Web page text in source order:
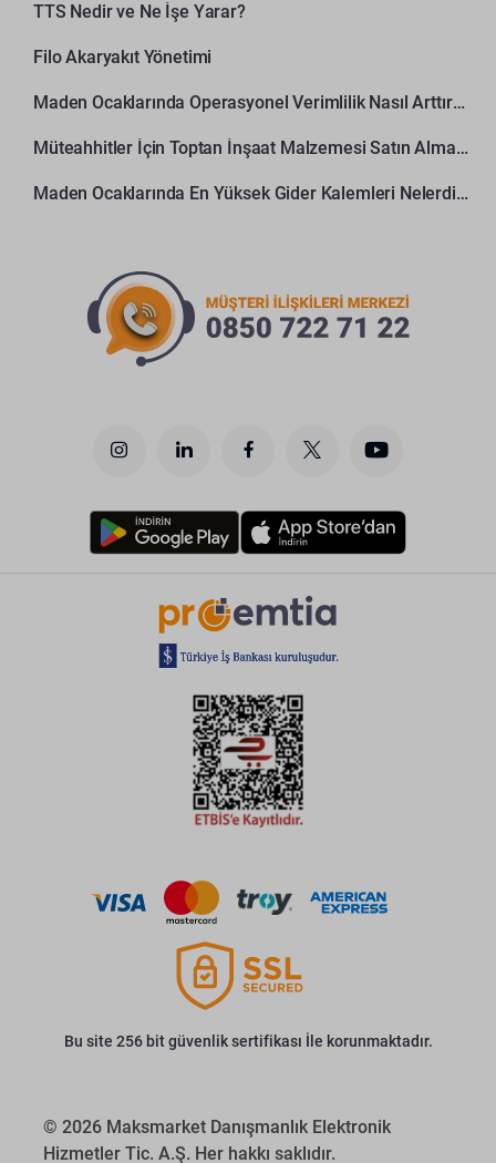
TTS Nedir ve Ne İşe Yarar?
Filo Akaryakıt Yönetimi
Maden Ocaklarında Operasyonel Verimlilik Nasıl Arttırılır?
Müteahhitler İçin Toptan İnşaat Malzemesi Satın Alma Rehberi
Maden Ocaklarında En Yüksek Gider Kalemleri Nelerdir?
Bu site 256 bit güvenlik sertifikası İle korunmaktadır.
© 2026 Maksmarket Danışmanlık Elektronik
Hizmetler Tic. A.Ş. Her hakkı saklıdır.